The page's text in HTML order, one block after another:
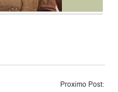
Proximo Post: